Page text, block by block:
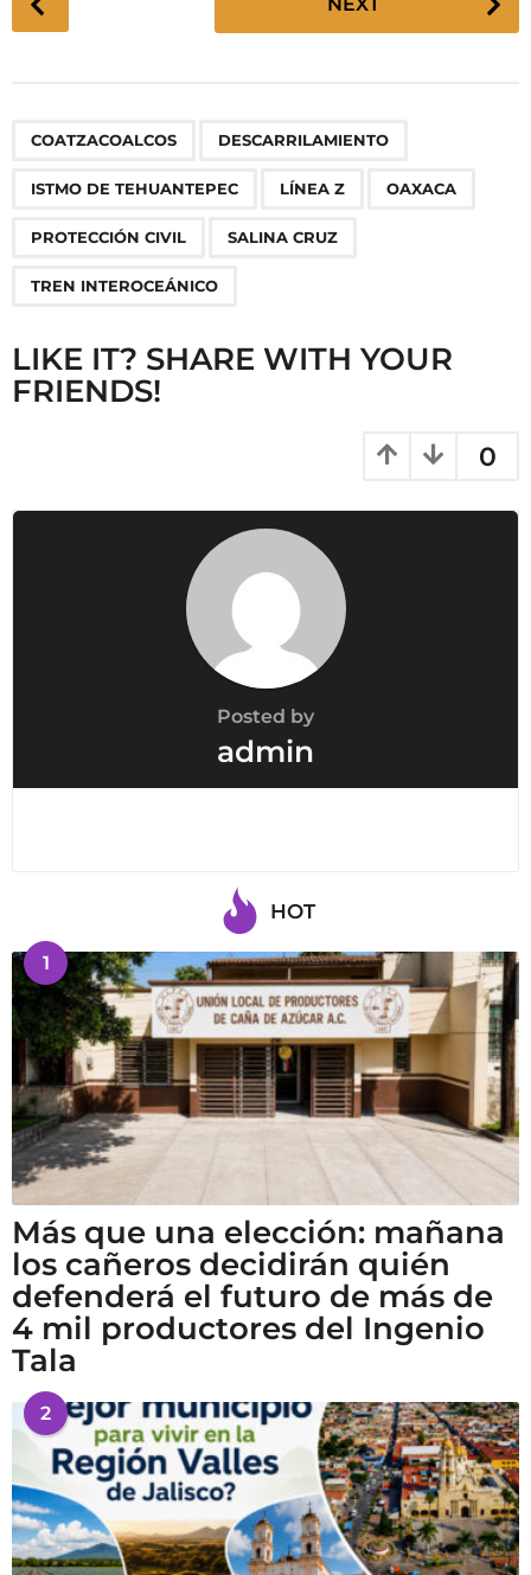
o
i
o
n
COATZACOALCOS DESCARRILAMIENTO
ISTMO DE TEHUANTEPEC LÍNEA Z OAXACA
PROTECCIÓN CIVIL SALINA CRUZ
TREN INTEROCEÁNICO
LIKE IT? SHARE WITH YOUR
FRIENDS!
0
Posted by
admin
HOT
1
Más que una elección: mañana
los cañeros decidirán quién
defenderá el futuro de más de
4 mil productores del Ingenio
Tala
2